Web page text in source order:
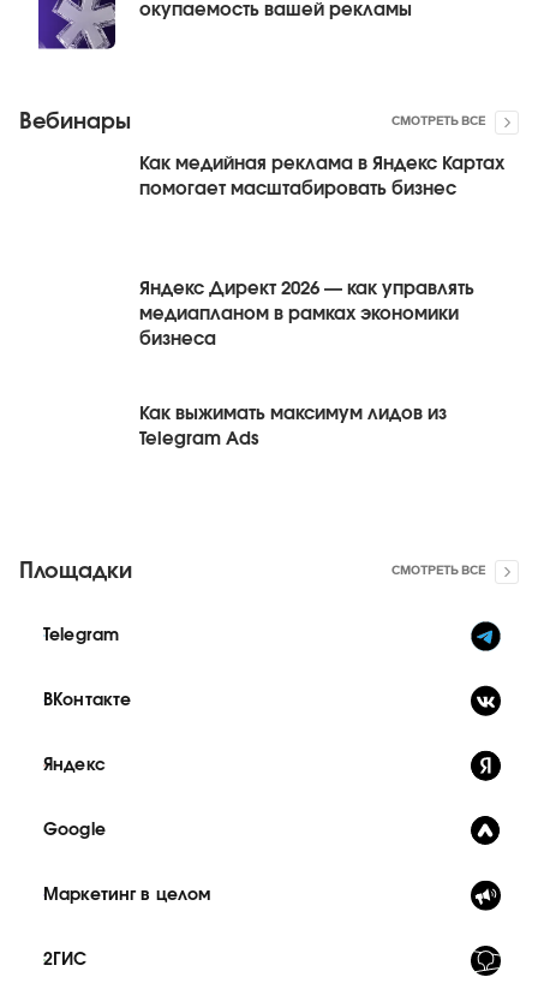
окупаемость вашей рекламы
Вебинары СМОТРЕТЬ ВСЕ
Как медийная реклама в Яндекс Картах
помогает масштабировать бизнес
Яндекс Директ 2026 — как управлять
медиапланом в рамках экономики
бизнеса
Как выжимать максимум лидов из
Telegram Ads
Площадки СМОТРЕТЬ ВСЕ
Telegram
ВКонтакте
Яндекс
Google
Маркетинг в целом
2ГИС